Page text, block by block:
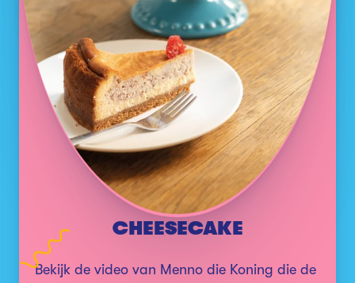
CHEESECAKE
Bekijk de video van Menno die Koning die de